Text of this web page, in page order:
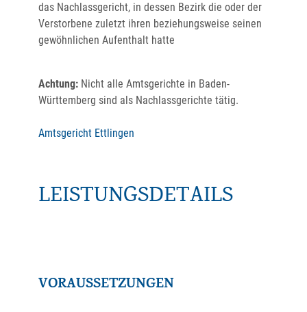
das Nachlassgericht, in dessen Bezirk die oder der
Verstorbene zuletzt ihren beziehungsweise seinen
gewöhnlichen Aufenthalt hatte
Achtung: Nicht alle Amtsgerichte in Baden-
Württemberg sind als Nachlassgerichte tätig.
Amtsgericht Ettlingen
LEISTUNGSDETAILS
VORAUSSETZUNGEN